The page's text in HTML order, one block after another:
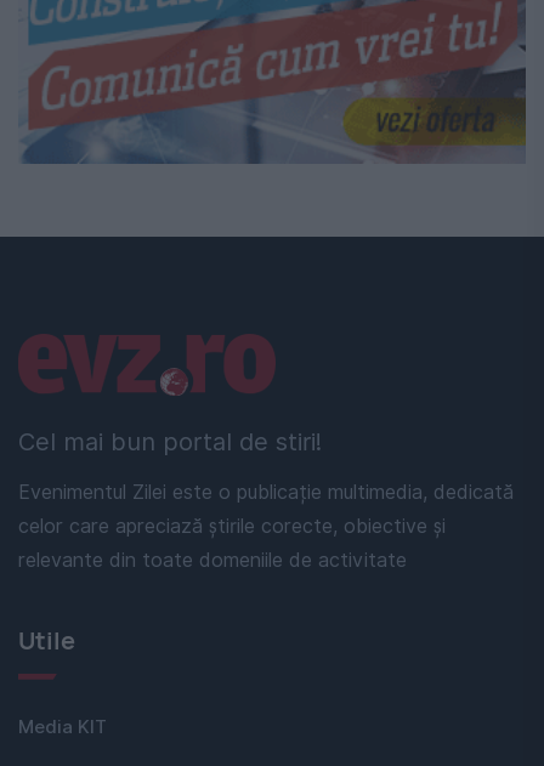
Cel mai bun portal de stiri!
Evenimentul Zilei este o publicație multimedia, dedicată
celor care apreciază știrile corecte, obiective și
relevante din toate domeniile de activitate
Linkuri utile
Utile
Media KIT